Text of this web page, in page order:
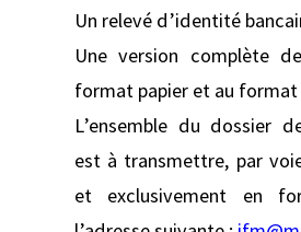
Un relevé d’identité
Une version complète
format papier et au
L’ensemble du dossier
est à transmettre, par
et exclusivement en